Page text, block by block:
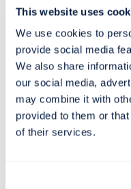
This website uses
We use cookies to
provide social media
We also share
our social media,
may combine it with
provided to them or
of their services.
Tiskové zprávy
Koupit si ojeté
výhodnější. Proč?
O Vánocích se ojetá
odkládají výběr a